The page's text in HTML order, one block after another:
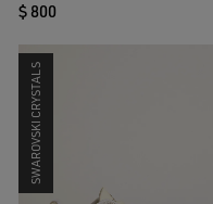
$ 800
SWAROVSKI CRYSTALS